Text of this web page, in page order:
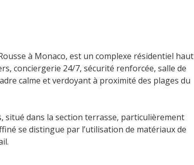
à Monaco, est un complexe résidentiel haut
conciergerie 24/7, sécurité renforcée, salle de
calme et verdoyant à proximité des plages du
situé dans la section terrasse, particulièrement
se distingue par l’utilisation de matériaux de